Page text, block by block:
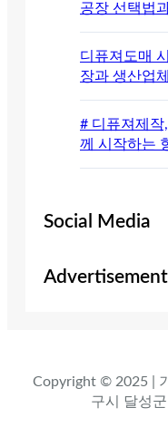
공장 선택법
디퓨져도매
장과 생산업
# 디퓨져제작
께 시작하는
Social Media
Advertisement
Copyright © 2025 |
구시 달성